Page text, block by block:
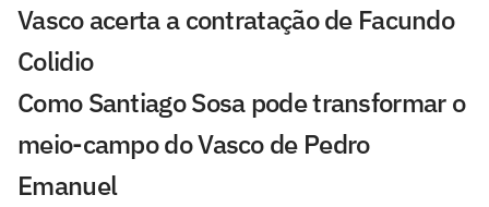
Vasco acerta a contratação de Facundo
Colidio
Como Santiago Sosa pode transformar o
meio-campo do Vasco de Pedro
Emanuel